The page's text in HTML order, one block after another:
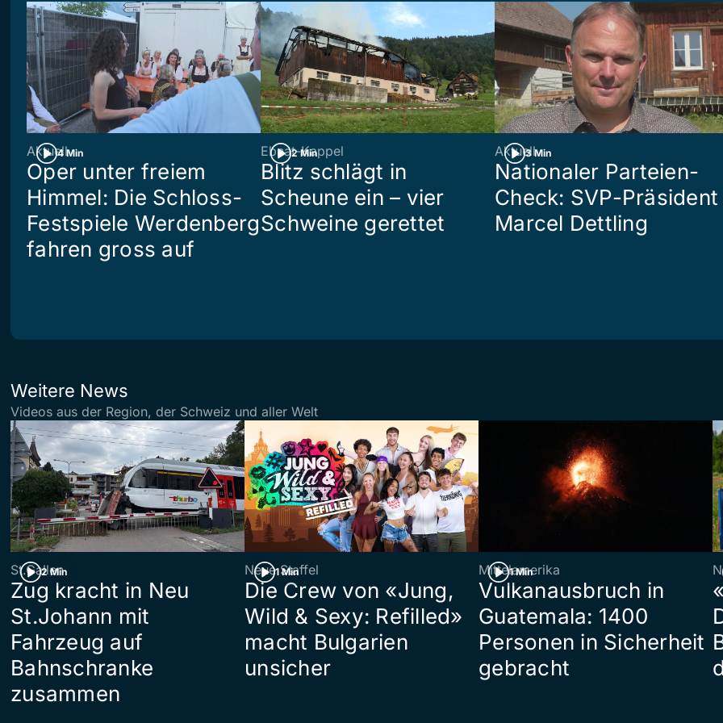
4 Min
Aktuell
Oper unter freiem
Himmel: Die Schloss-
Festspiele Werdenberg
fahren gross auf
2 Min
Ebnat-Kappel
Blitz schlägt in
Scheune ein – vier
Schweine gerettet
3 Min
Aktuell
Nationaler Parteien-
Check: SVP-Präsident
Marcel Dettling
Weitere News
Videos aus der Region, der Schweiz und aller Welt
2 Min
St.Gallen
Zug kracht in Neu
St.Johann mit
Fahrzeug auf
Bahnschranke
zusammen
1 Min
Neue Staffel
Die Crew von «Jung,
Wild & Sexy: Refilled»
macht Bulgarien
unsicher
1 Min
Mittelamerika
Vulkanausbruch in
Guatemala: 1400
Personen in Sicherheit
gebracht